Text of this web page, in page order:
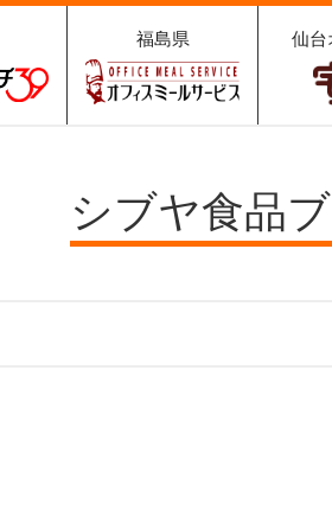
福島県 仙台
シブヤ食品